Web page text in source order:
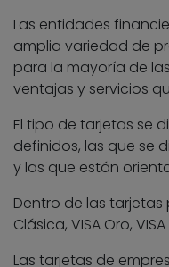
Las entidades
amplia variedad de
para la mayoría de
ventajas y servicios
El tipo de tarjetas se
definidos, las que se
y las que están
Dentro de las tarjetas
Clásica, VISA Oro,
Las tarjetas de